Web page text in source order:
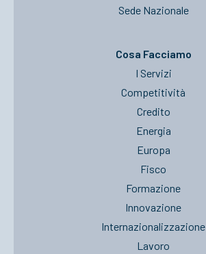
Sede Nazionale
Cosa Facciamo
I Servizi
Competitività
Credito
Energia
Europa
Fisco
Formazione
Innovazione
Internazionalizzazione
Lavoro